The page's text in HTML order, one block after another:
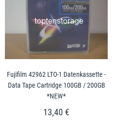
Fujifilm 42962 LTO-1 Datenkassette -
Data Tape Cartridge 100GB / 200GB
*NEW*
13,40 €